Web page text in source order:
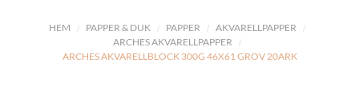
HEM PAPPER & DUK PAPPER
AKVARELLPAPPER
ARCHES AKVARELLPAPPER
ARCHES AKVARELLBLOCK 300G 46X61 GROV 20ARK